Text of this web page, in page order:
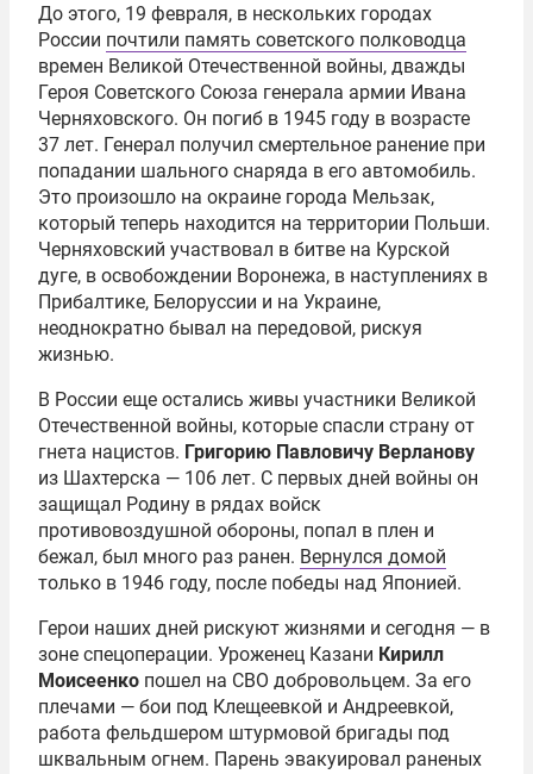
До этого, 19 февраля, в нескольких городах
России почтили память советского полководца
времен Великой Отечественной войны, дважды
Героя Советского Союза генерала армии Ивана
Черняховского. Он погиб в 1945 году в возрасте
37 лет. Генерал получил смертельное ранение при
попадании шального снаряда в его автомобиль.
Это произошло на окраине города Мельзак,
который теперь находится на территории Польши.
Черняховский участвовал в битве на Курской
дуге, в освобождении Воронежа, в наступлениях в
Прибалтике, Белоруссии и на Украине,
неоднократно бывал на передовой, рискуя
жизнью.
В России еще остались живы участники Великой
Отечественной войны, которые спасли страну от
гнета нацистов. Григорию Павловичу Верланову
из Шахтерска — 106 лет. С первых дней войны он
защищал Родину в рядах войск
противовоздушной обороны, попал в плен и
бежал, был много раз ранен. Вернулся домой
только в 1946 году, после победы над Японией.
Герои наших дней рискуют жизнями и сегодня — в
зоне спецоперации. Уроженец Казани Кирилл
Моисеенко пошел на СВО добровольцем. За его
плечами — бои под Клещеевкой и Андреевкой,
работа фельдшером штурмовой бригады под
шквальным огнем. Парень эвакуировал раненых